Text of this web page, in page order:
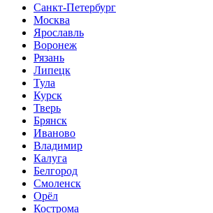
Санкт-Петербург
Москва
Ярославль
Воронеж
Рязань
Липецк
Тула
Курск
Тверь
Брянск
Иваново
Владимир
Калуга
Белгород
Смоленск
Орёл
Кострома